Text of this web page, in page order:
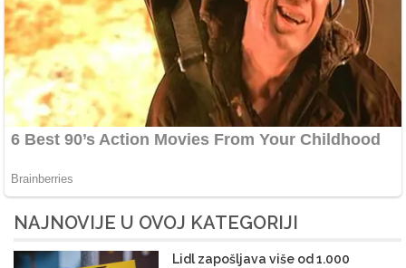
NAJNOVIJE U OVOJ KATEGORIJI
Lidl zapošljava više od 1.000